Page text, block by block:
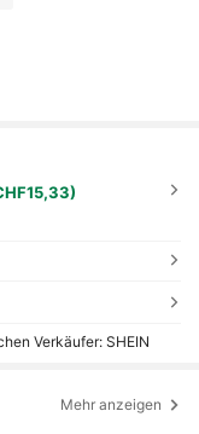
Verkäufer: SHEIN
Mehr anzeigen